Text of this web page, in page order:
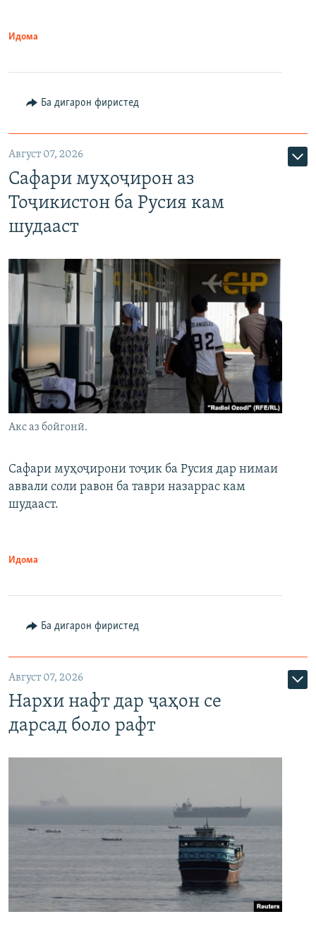
Идома
Ба дигарон фиристед
Август 07, 2026
Сафари муҳоҷирон аз
Тоҷикистон ба Русия кам
шудааст
Акс аз бойгонӣ.
Сафари муҳоҷирони тоҷик ба Русия дар нимаи
аввали соли равон ба таври назаррас кам
шудааст.
Идома
Ба дигарон фиристед
Август 07, 2026
Нархи нафт дар ҷаҳон се
дарсад боло рафт